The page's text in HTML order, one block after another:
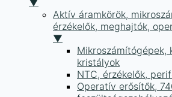
▼
Aktív áramkörök,
érzékelők, meghajtók,
▼
Mikroszámítógépek,
kristályok
NTC, érzékelők,
Operatív erősítők,